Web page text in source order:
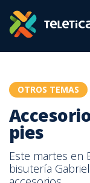
OTROS TEMAS
pies
Este martes en
bisutería